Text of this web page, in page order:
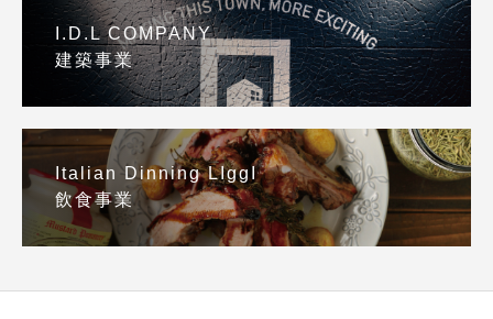
I.D.L COMPANY
建築事業
Italian Dinning LIggI
飲食事業